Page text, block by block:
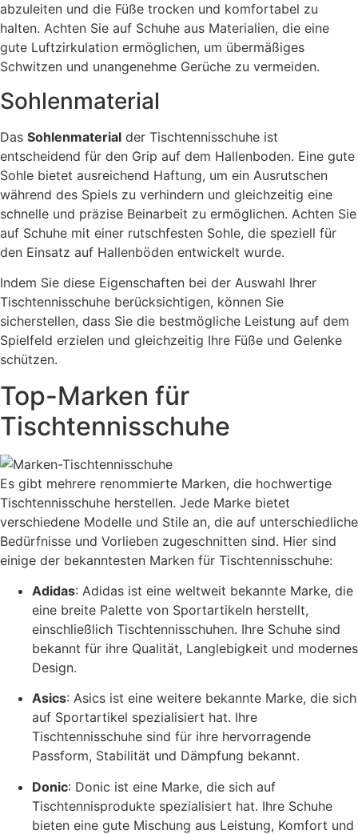
abzuleiten und die Füße trocken und komfortabel zu
halten. Achten Sie auf Schuhe aus Materialien, die eine
gute Luftzirkulation ermöglichen, um übermäßiges
Schwitzen und unangenehme Gerüche zu vermeiden.
Sohlenmaterial
Das Sohlenmaterial der Tischtennisschuhe ist
entscheidend für den Grip auf dem Hallenboden. Eine gute
Sohle bietet ausreichend Haftung, um ein Ausrutschen
während des Spiels zu verhindern und gleichzeitig eine
schnelle und präzise Beinarbeit zu ermöglichen. Achten Sie
auf Schuhe mit einer rutschfesten Sohle, die speziell für
den Einsatz auf Hallenböden entwickelt wurde.
Indem Sie diese Eigenschaften bei der Auswahl Ihrer
Tischtennisschuhe berücksichtigen, können Sie
sicherstellen, dass Sie die bestmögliche Leistung auf dem
Spielfeld erzielen und gleichzeitig Ihre Füße und Gelenke
schützen.
Top-Marken für
Tischtennisschuhe
Es gibt mehrere renommierte Marken, die hochwertige
Tischtennisschuhe herstellen. Jede Marke bietet
verschiedene Modelle und Stile an, die auf unterschiedliche
Bedürfnisse und Vorlieben zugeschnitten sind. Hier sind
einige der bekanntesten Marken für Tischtennisschuhe:
Adidas: Adidas ist eine weltweit bekannte Marke, die
eine breite Palette von Sportartikeln herstellt,
einschließlich Tischtennisschuhen. Ihre Schuhe sind
bekannt für ihre Qualität, Langlebigkeit und modernes
Design.
Asics: Asics ist eine weitere bekannte Marke, die sich
auf Sportartikel spezialisiert hat. Ihre
Tischtennisschuhe sind für ihre hervorragende
Passform, Stabilität und Dämpfung bekannt.
Donic: Donic ist eine Marke, die sich auf
Tischtennisprodukte spezialisiert hat. Ihre Schuhe
bieten eine gute Mischung aus Leistung, Komfort und